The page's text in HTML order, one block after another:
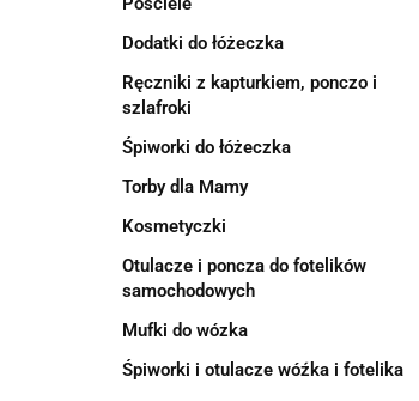
Dodatki do łóżeczka
Ręczniki z kapturkiem, ponczo i
szlafroki
Śpiworki do łóżeczka
Torby dla Mamy
Kosmetyczki
Otulacze i poncza do fotelików
samochodowych
Mufki do wózka
Śpiworki i otulacze wóźka i fotelika